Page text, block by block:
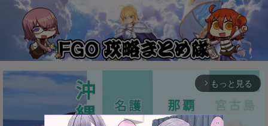
arrow_forward_ios もっと見る